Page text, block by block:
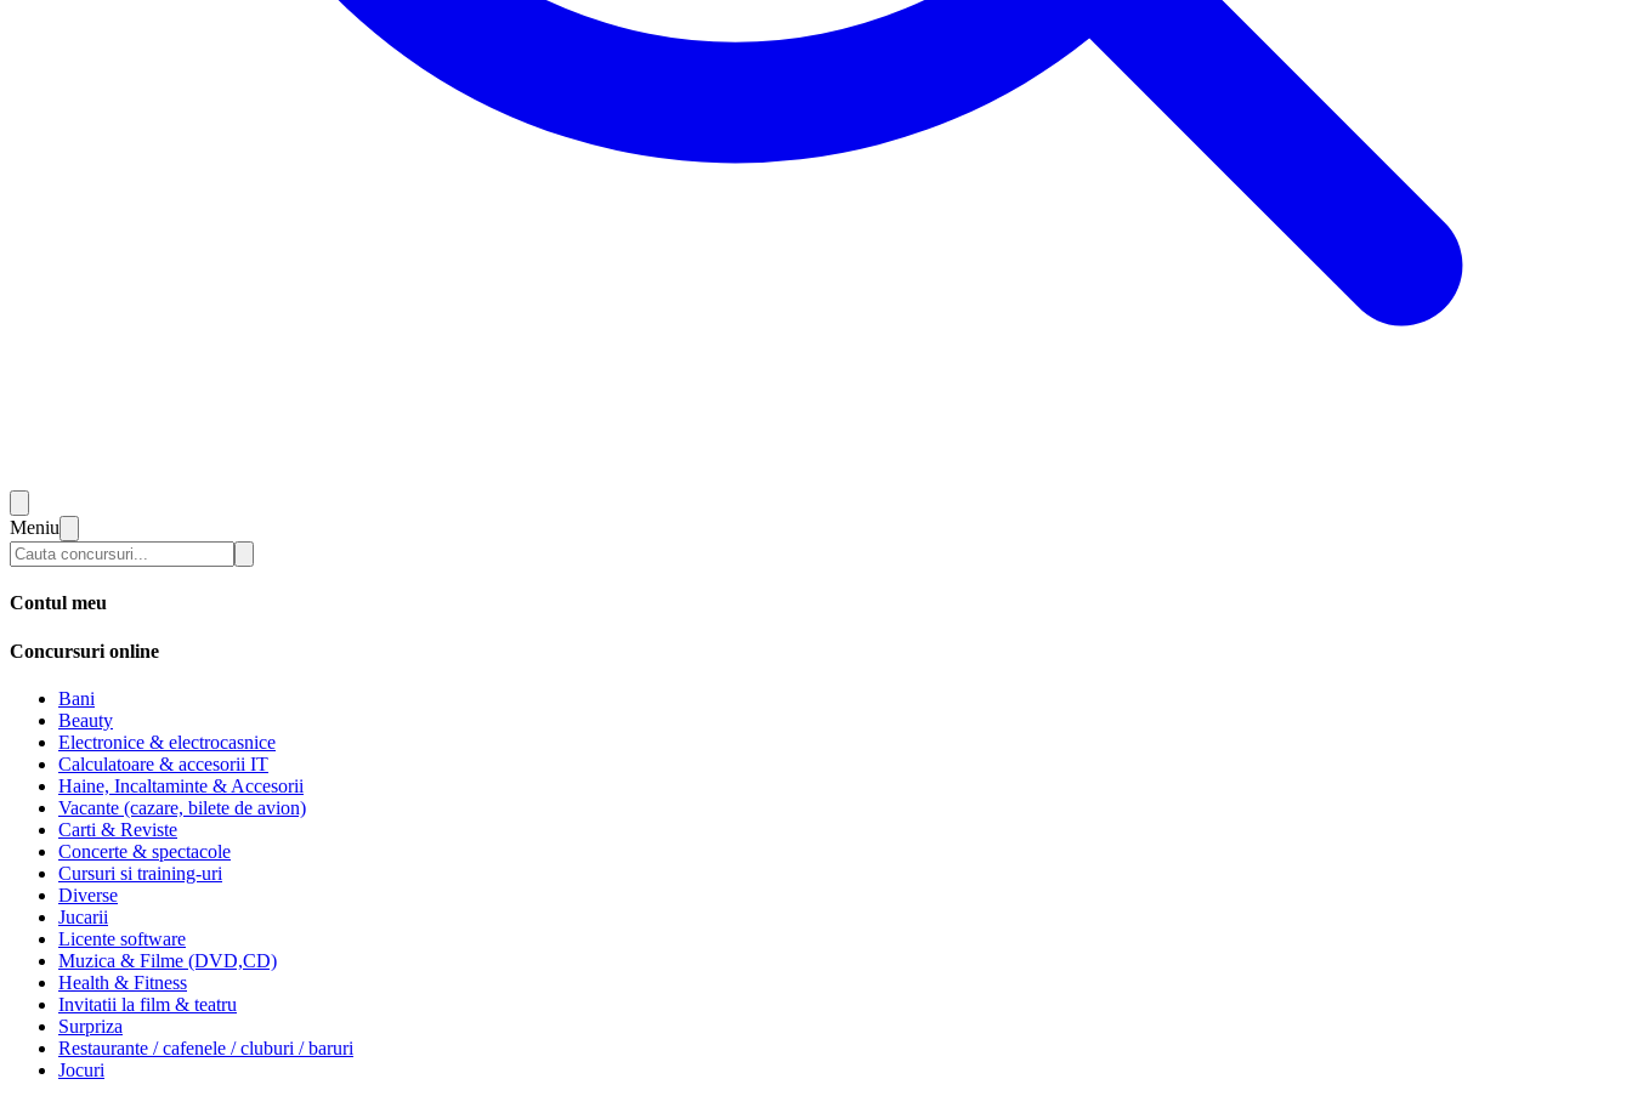
Meniu
Contul meu
Concursuri online
Bani
Beauty
Electronice & electrocasnice
Calculatoare & accesorii IT
Haine, Incaltaminte & Accesorii
Vacante (cazare, bilete de avion)
Carti & Reviste
Concerte & spectacole
Cursuri si training-uri
Diverse
Jucarii
Licente software
Muzica & Filme (DVD,CD)
Health & Fitness
Invitatii la film & teatru
Surpriza
Restaurante / cafenele / cluburi / baruri
Jocuri